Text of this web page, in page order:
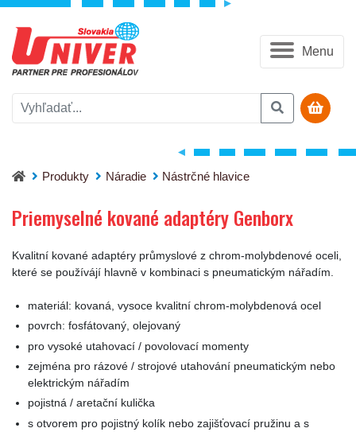
Menu
Produkty Náradie Nástrčné hlavice
Priemyselné kované adaptéry Genborx
Priemyselné kované adaptéry Genborx
Kvalitní kované adaptéry průmyslové z chrom-molybdenové oceli,
které se používájí hlavně v kombinaci s pneumatickým nářadím.
materiál: kovaná, vysoce kvalitní chrom-molybdenová ocel
povrch: fosfátovaný, olejovaný
pro vysoké utahovací / povolovací momenty
zejména pro rázové / strojové utahování pneumatickým nebo
elektrickým nářadím
pojistná / aretační kulička
s otvorem pro pojistný kolík nebo zajišťovací pružinu a s